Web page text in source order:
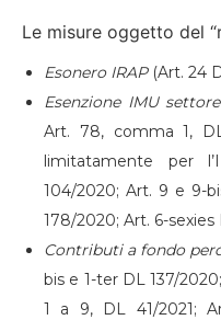
Le misure oggetto del
Esonero IRAP(Art. 24
Esenzione IMU
Art. 78, comma 1,
limitatamente per
104/2020; Art. 9 e 9-
178/2020; Art. 6-sexies
Contributi a fondo
bis e 1-ter DL 137/
1 a 9, DL 41/2021;